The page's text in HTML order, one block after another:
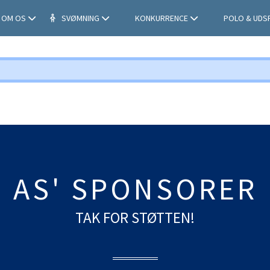
OM OS SVØMNING KONKURRENCE POLO &
AS' SPONSORER
TAK FOR STØTTEN!